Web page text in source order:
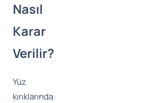
Nasıl
Karar
Verilir?
Yüz
kırıklarında